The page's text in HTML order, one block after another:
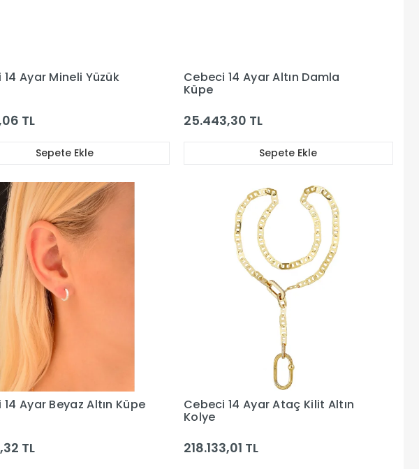
Ayar Mineli Yüzük
TL
Sepete Ekle
Cebeci 14 Ayar Altın Damla
Küpe
25.443,30 TL
Sepete Ekle
Ayar Beyaz Altın Küpe
TL
Cebeci 14 Ayar Ataç Kilit Altın
Kolye
218.133,01 TL